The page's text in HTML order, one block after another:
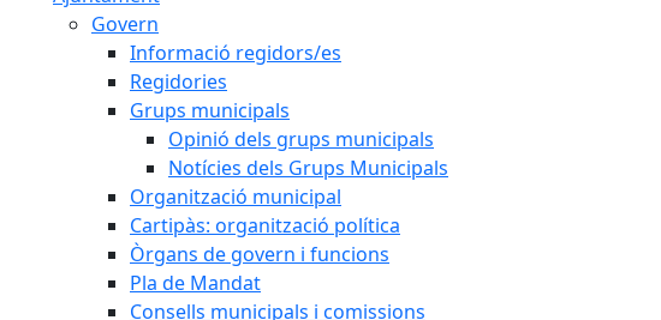
Govern
Informació regidors/es
Regidories
Grups municipals
Opinió dels grups municipals
Notícies dels Grups Municipals
Organització municipal
Cartipàs: organització política
Òrgans de govern i funcions
Pla de Mandat
Consells municipals i comissions